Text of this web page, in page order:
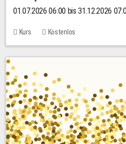
01.07.2026 06:00 bis 31.12.2026
Kurs Kostenlos